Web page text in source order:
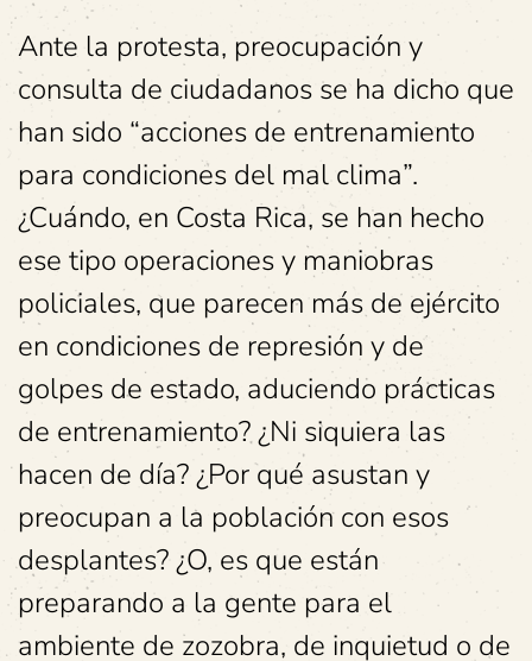
Ante la protesta, preocupación y
consulta de ciudadanos se ha dicho que
han sido “acciones de entrenamiento
para condiciones del mal clima”.
¿Cuándo, en Costa Rica, se han hecho
ese tipo operaciones y maniobras
policiales, que parecen más de ejército
en condiciones de represión y de
golpes de estado, aduciendo prácticas
de entrenamiento? ¿Ni siquiera las
hacen de día? ¿Por qué asustan y
preocupan a la población con esos
desplantes? ¿O, es que están
preparando a la gente para el
ambiente de zozobra, de inquietud o de